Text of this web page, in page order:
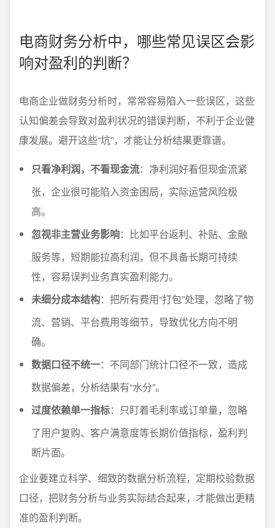
电商财务分析中，哪些常见误区会影
响对盈利的判断？
电商企业做财务分析时，常常容易陷入一些误区，这些
认知偏差会导致对盈利状况的错误判断，不利于企业健
康发展。避开这些“坑”，才能让分析结果更靠谱。
只看净利润，不看现金流：净利润好看但现金流紧
张，企业很可能陷入资金困局，实际运营风险极
高。
忽视非主营业务影响：比如平台返利、补贴、金融
服务等，短期能拉高利润，但不具备长期可持续
性，容易误判业务真实盈利能力。
未细分成本结构：把所有费用“打包”处理，忽略了物
流、营销、平台费用等细节，导致优化方向不明
确。
数据口径不统一：不同部门统计口径不一致，造成
数据偏差，分析结果有“水分”。
过度依赖单一指标：只盯着毛利率或订单量，忽略
了用户复购、客户满意度等长期价值指标，盈利判
断片面。
企业要建立科学、细致的数据分析流程，定期校验数据
口径，把财务分析与业务实际结合起来，才能做出更精
准的盈利判断。